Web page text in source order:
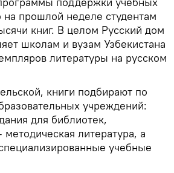
на прошлой неделе студентам
книг. В целом Русский дом
школам и вузам Узбекистана
литературы на русском
книги подбирают по
учреждений:
для библиотек,
литература, а
учебные